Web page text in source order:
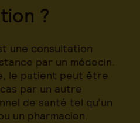
?
une consultation
par un médecin.
le patient peut être
par un autre
de santé tel qu’un
un pharmacien.